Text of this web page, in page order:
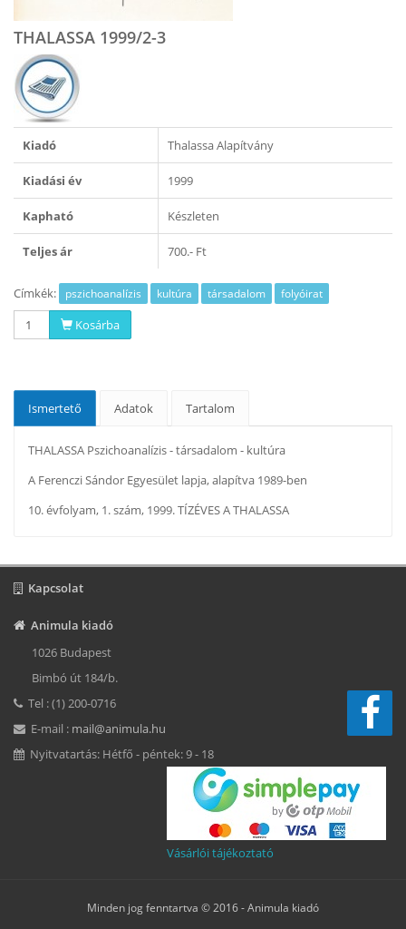
THALASSA 1999/2-3
Kiadó Thalassa Alapítvány
Kiadási év 1999
Kapható Készleten
Teljes ár 700.- Ft
Címkék: pszichoanalízis kultúra társadalom folyóirat
Kosárba
Ismertető Adatok Tartalom
THALASSA Pszichoanalízis - társadalom - kultúra
A Ferenczi Sándor Egyesület lapja, alapítva 1989-ben
10. évfolyam, 1. szám, 1999. TÍZÉVES A THALASSA
Kapcsolat
Animula kiadó
1026 Budapest
Bimbó út 184/b.
Tel : (1) 200-0716
E-mail : mail@animula.hu
Nyitvatartás: Hétfő - péntek: 9 - 18
Vásárlói tájékoztató
Minden jog fenntartva © 2016 -Animula kiadó